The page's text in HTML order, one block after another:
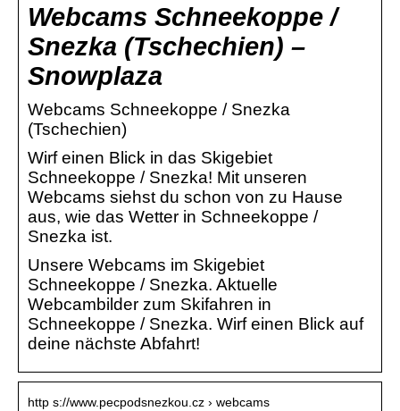
Webcams Schneekoppe /
Snezka (Tschechien) –
Snowplaza
Webcams Schneekoppe / Snezka
(Tschechien)
Wirf einen Blick in das Skigebiet
Schneekoppe / Snezka! Mit unseren
Webcams siehst du schon von zu Hause
aus, wie das Wetter in Schneekoppe /
Snezka ist.
Unsere Webcams im Skigebiet
Schneekoppe / Snezka. Aktuelle
Webcambilder zum Skifahren in
Schneekoppe / Snezka. Wirf einen Blick auf
deine nächste Abfahrt!
http s://www.pecpodsnezkou.cz › webcams